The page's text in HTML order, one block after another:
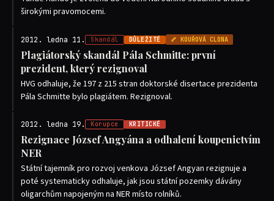
širokými pravomocemi.
2012. ledna 11. Skandál DŮLEŽITÉ 🦴 KOUŘOVÁ CLONA
Plagiátorský skandál Pála Schmitte: první
prezident, který rezignoval
HVG odhaluje, že 197 z 215 stran doktorské disertace prezidenta
Pála Schmitte bylo plagiátem. Rezignoval.
2012. ledna 19. Korupce KRITICKÉ
Rezignace József Angyána a odhalení koupenictvím
NER
Státní tajemník pro rozvoj venkova József Angyan rezignuje a
poté systematicky odhaluje, jak jsou státní pozemky dávány
oligarchům napojeným na NER místo rolníků.